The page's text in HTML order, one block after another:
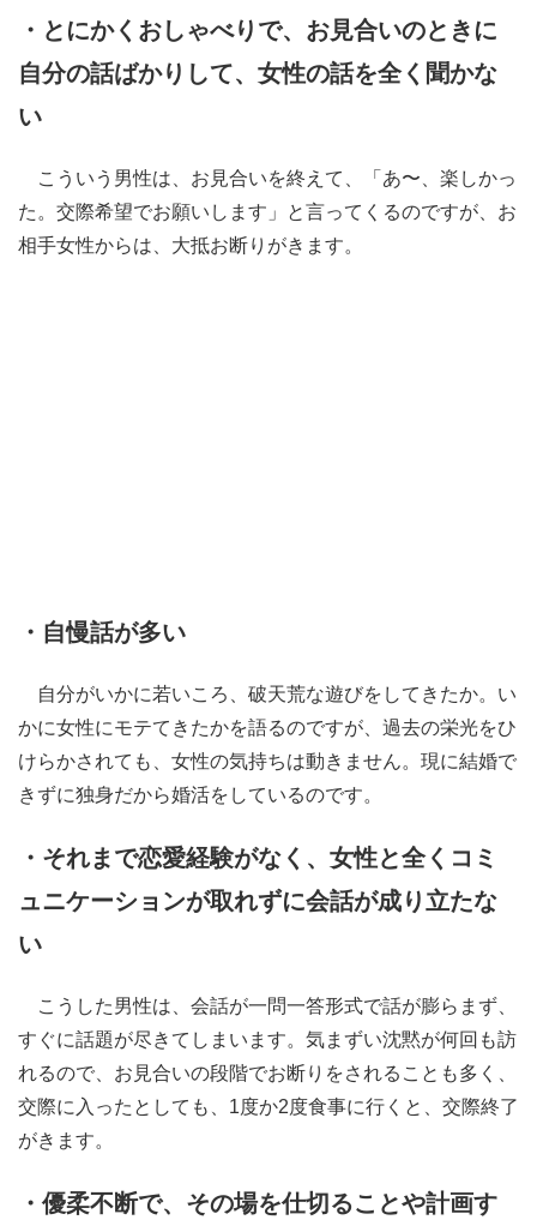
・とにかくおしゃべりで、お見合いのときに
自分の話ばかりして、女性の話を全く聞かな
い
こういう男性は、お見合いを終えて、「あ〜、楽しかっ
た。交際希望でお願いします」と言ってくるのですが、お
相手女性からは、大抵お断りがきます。
・自慢話が多い
自分がいかに若いころ、破天荒な遊びをしてきたか。い
かに女性にモテてきたかを語るのですが、過去の栄光をひ
けらかされても、女性の気持ちは動きません。現に結婚で
きずに独身だから婚活をしているのです。
・それまで恋愛経験がなく、女性と全くコミ
ュニケーションが取れずに会話が成り立たな
い
こうした男性は、会話が一問一答形式で話が膨らまず、
すぐに話題が尽きてしまいます。気まずい沈黙が何回も訪
れるので、お見合いの段階でお断りをされることも多く、
交際に入ったとしても、1度か2度食事に行くと、交際終了
がきます。
・優柔不断で、その場を仕切ることや計画す